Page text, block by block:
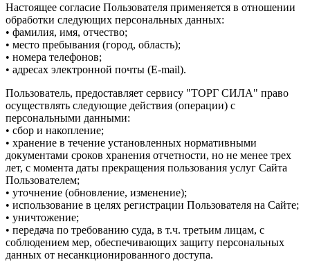
Настоящее согласие Пользователя применяется в отношении
обработки следующих персональных данных:
• фамилия, имя, отчество;
• место пребывания (город, область);
• номера телефонов;
• адресах электронной почты (E-mail).
Пользователь, предоставляет сервису "ТОРГ СИЛА" право
осуществлять следующие действия (операции) с
персональными данными:
• сбор и накопление;
• хранение в течение установленных нормативными
документами сроков хранения отчетности, но не менее трех
лет, с момента даты прекращения пользования услуг Сайта
Пользователем;
• уточнение (обновление, изменение);
• использование в целях регистрации Пользователя на Сайте;
• уничтожение;
• передача по требованию суда, в т.ч. третьим лицам, с
соблюдением мер, обеспечивающих защиту персональных
данных от несанкционированного доступа.